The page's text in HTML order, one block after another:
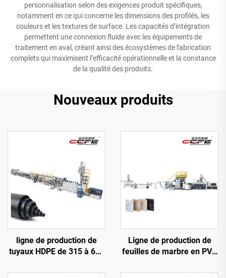
personnalisation selon des exigences produit spécifiques,
notamment en ce qui concerne les dimensions des profilés, les
couleurs et les textures de surface. Les capacités d’intégration
permettent une connexion fluide avec les équipements de
traitement en aval, créant ainsi des écosystèmes de fabrication
complets qui maximisent l’efficacité opérationnelle et la constance
de la qualité des produits.
Nouveaux produits
ligne de production de
tuyaux HDPE de 315 à 630
Ligne de production de
feuilles de marbre en PVC